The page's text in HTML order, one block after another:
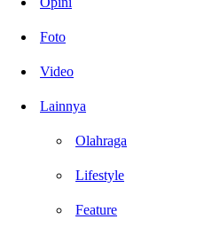
Foto
Video
Lainnya
Olahraga
Lifestyle
Feature